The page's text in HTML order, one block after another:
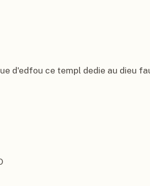
d'edfou ce templ dedie au dieu